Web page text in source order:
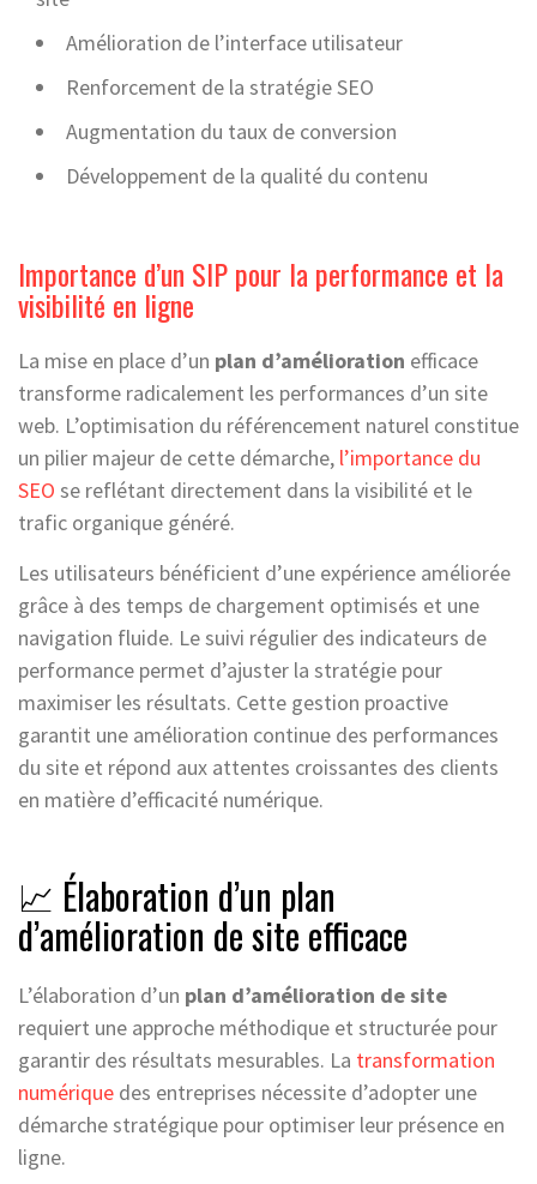
Amélioration de l’interface utilisateur
Renforcement de la stratégie SEO
Augmentation du taux de conversion
Développement de la qualité du contenu
Importance d’un SIP pour la performance et la
visibilité en ligne
La mise en place d’un plan d’amélioration efficace
transforme radicalement les performances d’un site
web. L’optimisation du référencement naturel constitue
un pilier majeur de cette démarche, l’importance du
SEO se reflétant directement dans la visibilité et le
trafic organique généré.
Les utilisateurs bénéficient d’une expérience améliorée
grâce à des temps de chargement optimisés et une
navigation fluide. Le suivi régulier des indicateurs de
performance permet d’ajuster la stratégie pour
maximiser les résultats. Cette gestion proactive
garantit une amélioration continue des performances
du site et répond aux attentes croissantes des clients
en matière d’efficacité numérique.
📈 Élaboration d’un plan
d’amélioration de site efficace
L’élaboration d’un plan d’amélioration de site
requiert une approche méthodique et structurée pour
garantir des résultats mesurables. La transformation
numérique des entreprises nécessite d’adopter une
démarche stratégique pour optimiser leur présence en
ligne.